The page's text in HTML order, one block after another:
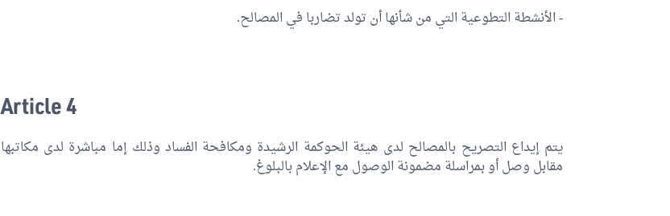
- الأنشطة التطوعية التي من شأنها أن تولد تضاربا في المصالح.
Article 4
يتم إيداع التصريح بالمصالح لدى هيئة الحوكمة الرشيدة ومكافحة الفساد وذلك إما مباشرة لدى مكاتبها
مقابل وصل أو بمراسلة مضمونة الوصول مع الإعلام بالبلوغ.